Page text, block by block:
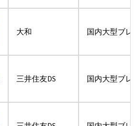
大和 国内大型ブ
三井住友DS 国内大型ブ